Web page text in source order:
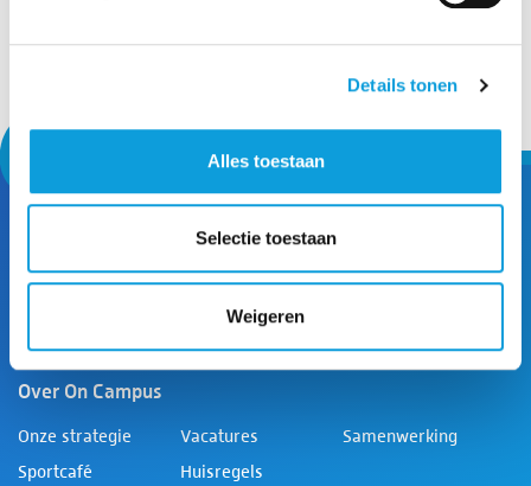
Details tonen
Alles toestaan
Selectie toestaan
Weigeren
Nieuws
Veelgestelde
Privacyverklaring
Over On Campus
Onze strategie Vacatures
Samenwerking
Sportcafé
Huisregels